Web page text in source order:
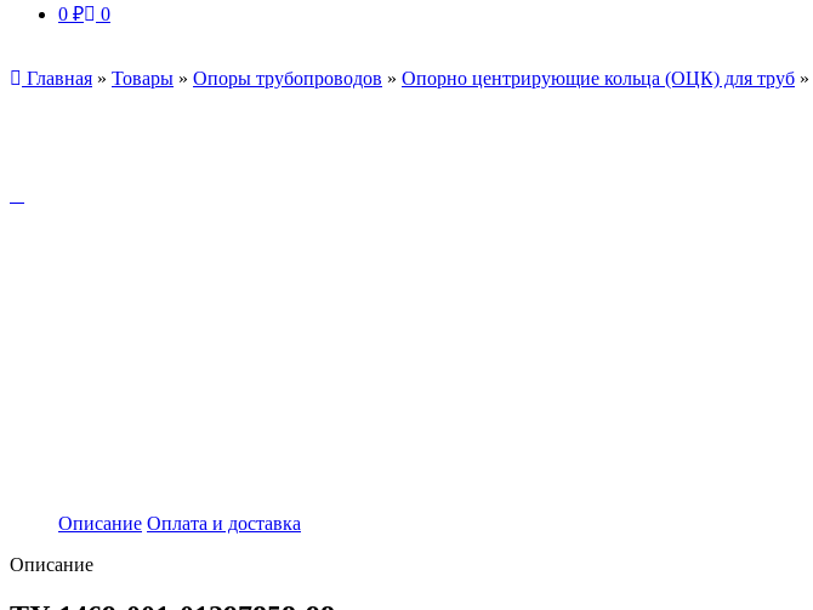
0 ₽ 0
Главная » Товары » Опоры трубопроводов » Опорно центрирующие кольца (ОЦК) для труб »
Описание Оплата и доставка
Описание